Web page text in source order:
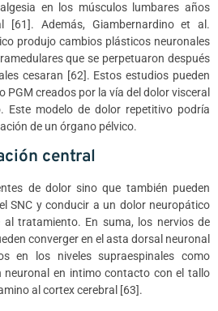
en los músculos lumbares años
[61]. Además, Giambernardino et al.
produjo cambios plásticos neuronales
que se perpetuaron después
cesaran [62]. Estos estudios pueden
PGM creados por la vía del dolor visceral
Este modelo de dolor repetitivo podría
de un órgano pélvico.
central
de dolor sino que también pueden
SNC y conducir a un dolor neuropático
tratamiento. En suma, los nervios de
converger en el asta dorsal neuronal
en los niveles supraespinales como
neuronal en intimo contacto con el tallo
al cortex cerebral [63].